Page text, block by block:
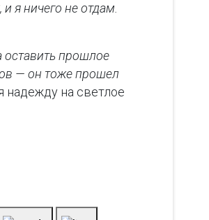
я ничего не отдам.
оставить прошлое
— он тоже прошел
на светлое